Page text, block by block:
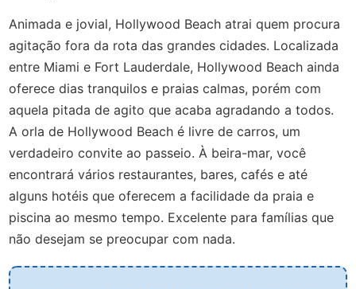
Animada e jovial, Hollywood Beach atrai quem procura
agitação fora da rota das grandes cidades. Localizada
entre Miami e Fort Lauderdale, Hollywood Beach ainda
oferece dias tranquilos e praias calmas, porém com
aquela pitada de agito que acaba agradando a todos.
A orla de Hollywood Beach é livre de carros, um
verdadeiro convite ao passeio. À beira-mar, você
encontrará vários restaurantes, bares, cafés e até
alguns hotéis que oferecem a facilidade da praia e
piscina ao mesmo tempo. Excelente para famílias que
não desejam se preocupar com nada.